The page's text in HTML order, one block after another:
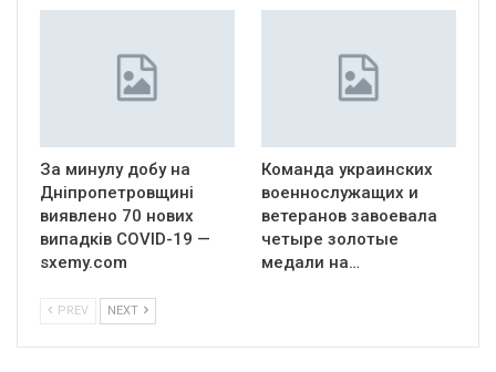
За минулу добу на
Дніпропетровщині
виявлено 70 нових
випадків COVID-19 —
sxemy.com
Команда украинских
военнослужащих и
ветеранов завоевала
четыре золотые
медали на…
PREV NEXT